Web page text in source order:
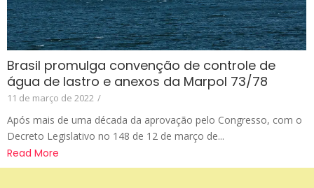
Brasil promulga convenção de controle de
água de lastro e anexos da Marpol 73/78
11 de março de 2022 /
Após mais de uma década da aprovação pelo Congresso, com o
Decreto Legislativo no 148 de 12 de março de...
Read More